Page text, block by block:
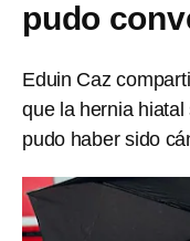
pudo
Eduin Caz
que la hernia
pudo haber sido